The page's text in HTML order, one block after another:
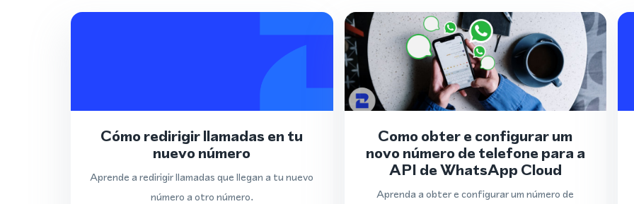
Cómo redirigir llamadas en tu
nuevo número
Aprende a redirigir llamadas que llegan a tu nuevo
número a otro número.
Como obter e configurar um
novo número de telefone para a
API de WhatsApp Cloud
Aprenda a obter e configurar um número de